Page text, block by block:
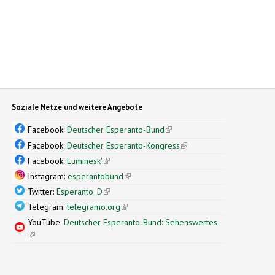
Soziale Netze und weitere Angebote
Facebook:Deutscher Esperanto-Bund(link is external)
Facebook:Deutscher Esperanto-Kongress(link is external)
Facebook:Luminesk'(link is external)
Instagram:esperantobund(link is external)
Twitter:Esperanto_D(link is external)
Telegram:telegramo.org(link is external)
YouTube:Deutscher Esperanto-Bund: Sehenswertes
(link is external)